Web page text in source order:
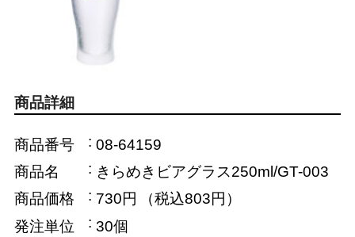
商品詳細
商品番号
08-64159
商品名
きらめきビアグラス250ml/GT-003
商品価格
730円
（税込803円）
発注単位
30個